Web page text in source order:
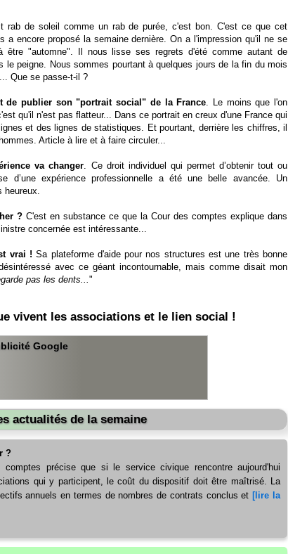
rab de soleil comme un rab de purée, c'est bon. C'est ce que cet
a encore proposé la semaine dernière. On a l'impression qu'il ne se
être "automne". Il nous lisse ses regrets d'été comme autant de
le peigne. Nous sommes pourtant à quelques jours de la fin du mois
Que se passe-t-il ?
de publier son "portrait social" de la France . Le moins que l'on
qu'il n'est pas flatteur... Dans ce portrait en creux d'une France qui
et des lignes de statistiques. Et pourtant, derrière les chiffres, il
Article à lire et à faire circuler...
va changer . Ce droit individuel qui permet d’obtenir tout ou
d’une expérience professionnelle a été une belle avancée. Un
? C'est en substance ce que la Cour des comptes explique dans
concernée est intéressante...
vrai ! Sa plateforme d'aide pour nos structures est une très bonne
avec ce géant incontournable, mais comme disait mon
pas les dents... "
vivent les associations et le lien social !
Google
actualités de la semaine
?
comptes précise que si le service civique rencontre aujourd'hui
qui y participent, le coût du dispositif doit être maîtrisé. La
annuels en termes de nombres de contrats conclus et [lire la